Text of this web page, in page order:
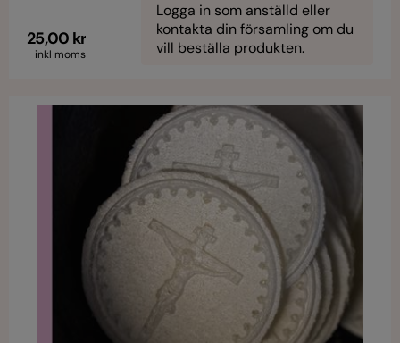
25,00 kr
inkl moms
Logga in som anställd eller
kontakta din församling om du
vill beställa produkten.